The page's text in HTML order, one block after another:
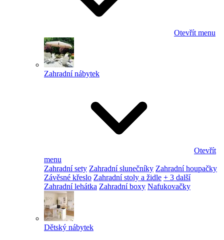
Otevřít menu
Zahradní nábytek
Otevřít
menu
Zahradní sety Zahradní slunečníky Zahradní houpačky
Závěsné křeslo Zahradní stoly a židle + 3 další
Zahradní lehátka Zahradní boxy Nafukovačky
Dětský nábytek